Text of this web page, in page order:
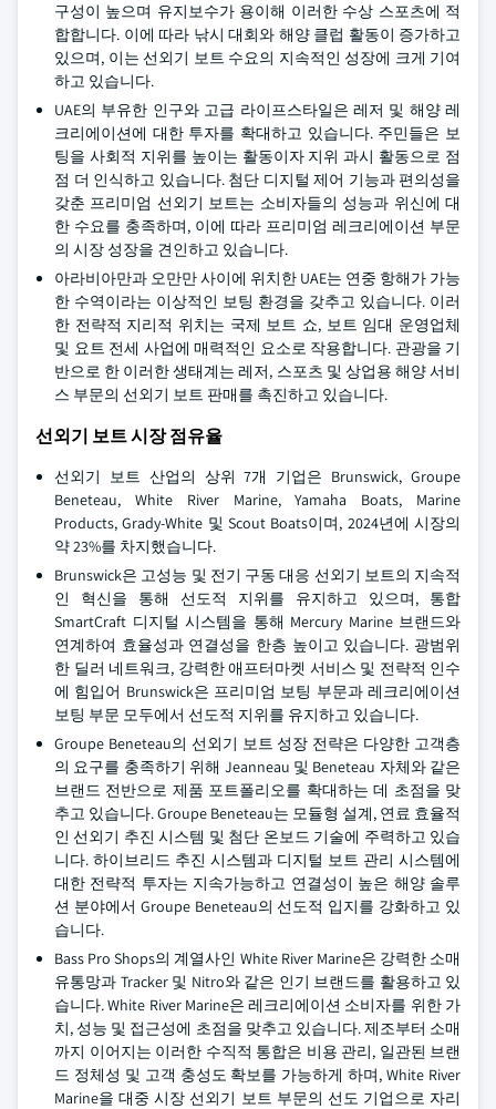
구성이 높으며 유지보수가 용이해 이러한 수상 스포츠에 적
합합니다. 이에 따라 낚시 대회와 해양 클럽 활동이 증가하고
있으며, 이는 선외기 보트 수요의 지속적인 성장에 크게 기여
하고 있습니다.
UAE의 부유한 인구와 고급 라이프스타일은 레저 및 해양 레
크리에이션에 대한 투자를 확대하고 있습니다. 주민들은 보
팅을 사회적 지위를 높이는 활동이자 지위 과시 활동으로 점
점 더 인식하고 있습니다. 첨단 디지털 제어 기능과 편의성을
갖춘 프리미엄 선외기 보트는 소비자들의 성능과 위신에 대
한 수요를 충족하며, 이에 따라 프리미엄 레크리에이션 부문
의 시장 성장을 견인하고 있습니다.
아라비아만과 오만만 사이에 위치한 UAE는 연중 항해가 가능
한 수역이라는 이상적인 보팅 환경을 갖추고 있습니다. 이러
한 전략적 지리적 위치는 국제 보트 쇼, 보트 임대 운영업체
및 요트 전세 사업에 매력적인 요소로 작용합니다. 관광을 기
반으로 한 이러한 생태계는 레저, 스포츠 및 상업용 해양 서비
스 부문의 선외기 보트 판매를 촉진하고 있습니다.
선외기 보트 시장 점유율
선외기 보트 산업의 상위 7개 기업은 Brunswick, Groupe
Beneteau, White River Marine, Yamaha Boats, Marine
Products, Grady-White 및 Scout Boats이며, 2024년에 시장의
약 23%를 차지했습니다.
Brunswick은 고성능 및 전기 구동 대응 선외기 보트의 지속적
인 혁신을 통해 선도적 지위를 유지하고 있으며, 통합
SmartCraft 디지털 시스템을 통해 Mercury Marine 브랜드와
연계하여 효율성과 연결성을 한층 높이고 있습니다. 광범위
한 딜러 네트워크, 강력한 애프터마켓 서비스 및 전략적 인수
에 힘입어 Brunswick은 프리미엄 보팅 부문과 레크리에이션
보팅 부문 모두에서 선도적 지위를 유지하고 있습니다.
Groupe Beneteau의 선외기 보트 성장 전략은 다양한 고객층
의 요구를 충족하기 위해 Jeanneau 및 Beneteau 자체와 같은
브랜드 전반으로 제품 포트폴리오를 확대하는 데 초점을 맞
추고 있습니다. Groupe Beneteau는 모듈형 설계, 연료 효율적
인 선외기 추진 시스템 및 첨단 온보드 기술에 주력하고 있습
니다. 하이브리드 추진 시스템과 디지털 보트 관리 시스템에
대한 전략적 투자는 지속가능하고 연결성이 높은 해양 솔루
션 분야에서 Groupe Beneteau의 선도적 입지를 강화하고 있
습니다.
Bass Pro Shops의 계열사인 White River Marine은 강력한 소매
유통망과 Tracker 및 Nitro와 같은 인기 브랜드를 활용하고 있
습니다. White River Marine은 레크리에이션 소비자를 위한 가
치, 성능 및 접근성에 초점을 맞추고 있습니다. 제조부터 소매
까지 이어지는 이러한 수직적 통합은 비용 관리, 일관된 브랜
드 정체성 및 고객 충성도 확보를 가능하게 하며, White River
Marine을 대중 시장 선외기 보트 부문의 선도 기업으로 자리